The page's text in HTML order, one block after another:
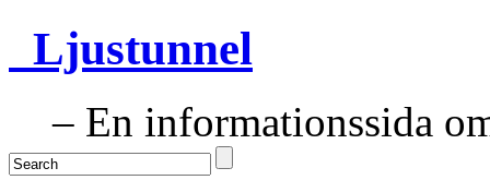
Ljustunnel
– En informationssida